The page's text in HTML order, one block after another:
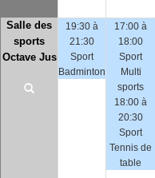
Salle des
sports
Octave Jus
19:30 à
21:30
Sport
Badminton
17:00 à
18:00
Sport
Multi
sports
18:00 à
20:30
Sport
Tennis de
table